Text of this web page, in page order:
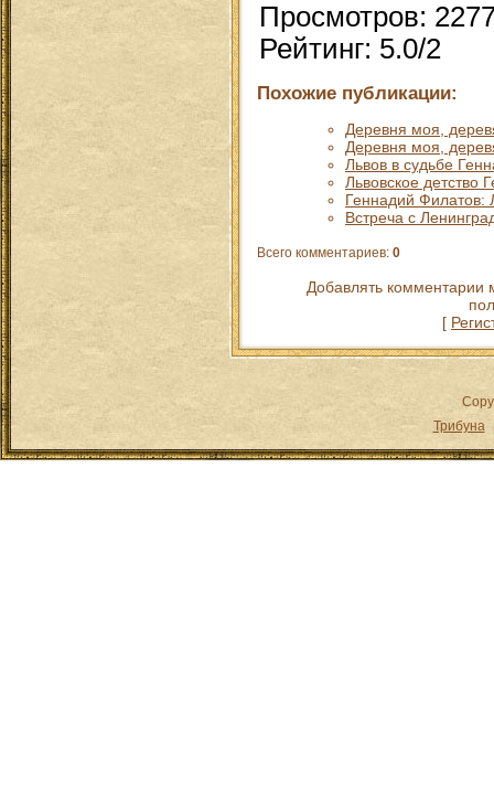
Просмотров:
Рейтинг: 5.0/2
Похожие публикации:
Деревня моя,
Деревня моя,
Львов в судьбе
Львовское детство
Геннадий Филатов:
Встреча с
Всего комментариев: 0
Добавлять комментарии
[
Трибуна